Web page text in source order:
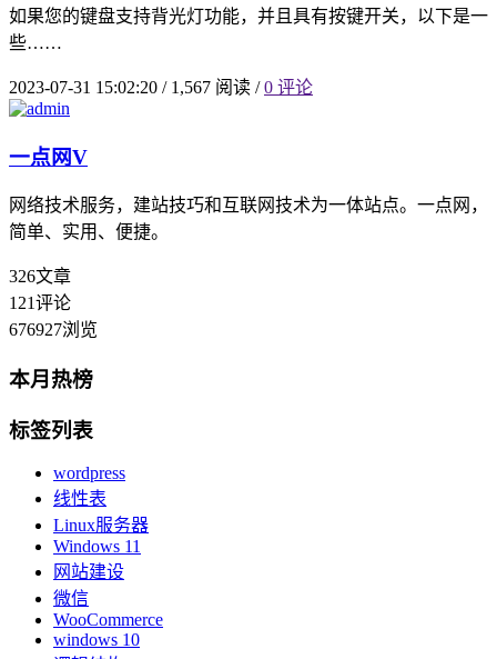
如果您的键盘支持背光灯功能，并且具有按键开关，以下是一
些……
2023-07-31 15:02:20 /1,567 阅读 / 0 评论
一点网V
网络技术服务，建站技巧和互联网技术为一体站点。一点网，
简单、实用、便捷。
326文章
121评论
676927浏览
本月热榜
标签列表
wordpress
线性表
Linux服务器
Windows 11
网站建设
微信
WooCommerce
windows 10